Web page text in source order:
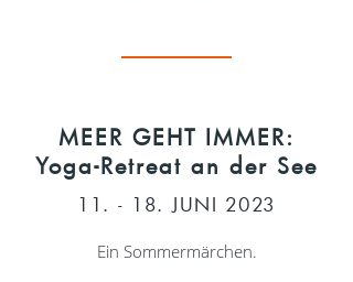
MEER GEHT IMMER:
Yoga-Retreat an der See
11. - 18. JUNI 2023
Ein Sommermärchen.